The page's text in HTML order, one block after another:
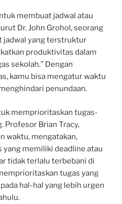
membuat jadwal atau
Dr. John Grohol, seorang
jadwal yang terstruktur
produktivitas dalam
sekolah.” Dengan
kamu bisa mengatur waktu
penundaan.
memprioritaskan tugas-
Profesor Brian Tracy,
waktu, mengatakan,
memiliki deadline atau
tidak terlalu terbebani di
tugas yang
hal-hal yang lebih urgen